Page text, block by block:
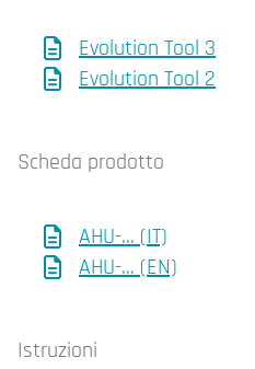
Evolution Tool 3
Evolution Tool 2
Scheda prodotto
AHU-... (IT)
AHU-... (EN)
Istruzioni